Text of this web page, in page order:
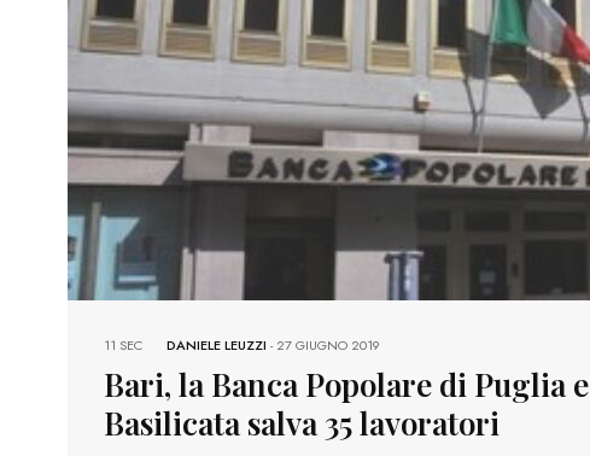
DANIELE LEUZZI -27 GIUGNO 2019
11 SEC
Bari, la Banca Popolare di Puglia e
Basilicata salva 35 lavoratori